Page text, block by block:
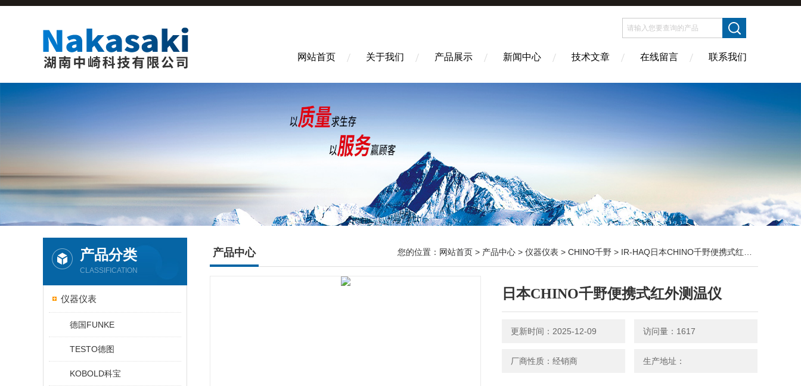
网站首页 关于我们 产品展示 新闻中心 技术文章 在线留言 联系我们
产品分类
CLASSIFICATION
仪器仪表
德国FUNKE
TESTO德图
KOBOLD科宝
产品中心 您的位置： 网站首页 > 产品中心 > 仪器仪表 > CHINO千野 > IR-HAQ日本CHINO千野便携式红外测温仪
日本CHINO千野便携式红外测温仪
更新时间：2025-12-09 访问量：1617
厂商性质：经销商 生产地址：